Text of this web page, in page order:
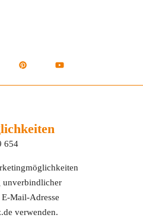
654
unverbindlicher
Mail-Adresse
verwenden.